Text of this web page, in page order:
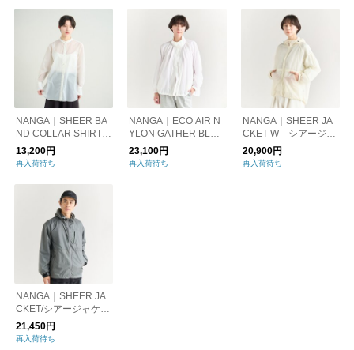
NANGA｜SHEER BA
ND COLLAR SHIRT
W/シアーバンドカラ
ーシャツ （ウィメン
ズ）
13,200円
再入荷待ち
NANGA｜ECO AIR N
YLON GATHER BLOU
SON W/エコエアナイ
ロン ギャザーブルゾ
ン
23,100円
再入荷待ち
NANGA｜SHEER JA
CKET W シアージャ
ケット （ウィメン
ズ）
20,900円
再入荷待ち
NANGA｜SHEER JA
CKET/シアージャケッ
ト
21,450円
再入荷待ち